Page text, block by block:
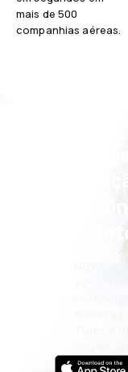
mais de 500
companhias aéreas.
Psst!
com
Novas
voos,
Tudo o